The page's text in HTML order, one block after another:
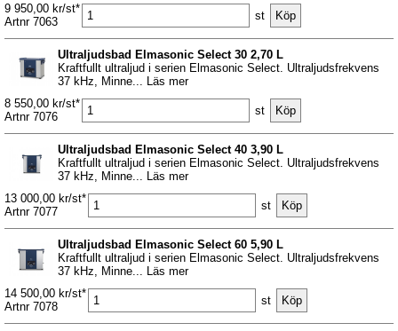
9 950,00 kr/st*
Artnr 7063
st
Ultraljudsbad Elmasonic Select 30 2,70 L
Kraftfullt ultraljud i serien Elmasonic Select. Ultraljudsfrekvens
37 kHz, Minne... Läs mer
8 550,00 kr/st*
Artnr 7076
st
Ultraljudsbad Elmasonic Select 40 3,90 L
Kraftfullt ultraljud i serien Elmasonic Select. Ultraljudsfrekvens
37 kHz, Minne... Läs mer
13 000,00 kr/st*
Artnr 7077
st
Ultraljudsbad Elmasonic Select 60 5,90 L
Kraftfullt ultraljud i serien Elmasonic Select. Ultraljudsfrekvens
37 kHz, Minne... Läs mer
14 500,00 kr/st*
Artnr 7078
st